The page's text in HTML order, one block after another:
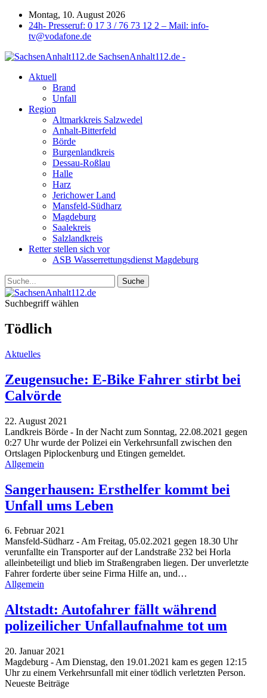
Montag, 10. August 2026
24h- Presseruf: 0 17 3 / 76 73 12 2 – Mail: info-
tv@vodafone.de
SachsenAnhalt112.de -
Aktuell
Brand
Unfall
Region
Altmarkkreis Salzwedel
Anhalt-Bitterfeld
Börde
Burgenlandkreis
Dessau-Roßlau
Halle
Harz
Jerichower Land
Mansfeld-Südharz
Magdeburg
Saalekreis
Salzlandkreis
Retter stellen sich vor
ASB Wasserrettungsdienst Magdeburg
Suchbegriff wählen
Tödlich
Aktuelles
Zeugensuche: E-Bike Fahrer stirbt bei
Calvörde
22. August 2021
Landkreis Börde - In der Nacht zum Sonntag, 22.08.2021 gegen
0:27 Uhr wurde der Polizei ein Verkehrsunfall zwischen den
Ortslagen Piplockenburg und Etingen gemeldet.
Allgemein
Sangerhausen: Ersthelfer kommt bei
Unfall ums Leben
6. Februar 2021
Mansfeld-Südharz - Am Freitag, 05.02.2021 gegen 18.30 Uhr
verunfallte ein Transporter auf der Landstraße 232 bei Horla
alleinbeteiligt und blieb im Straßengraben liegen. Der unverletzte
Fahrer forderte über seine Firma Hilfe an, und…
Allgemein
Altstadt: Autofahrer fällt während
polizeilicher Unfallaufnahme tot um
20. Januar 2021
Magdeburg - Am Dienstag, den 19.01.2021 kam es gegen 12:15
Uhr zu einem Verkehrsunfall mit einer tödlich verletzten Person.
Neueste Beiträge